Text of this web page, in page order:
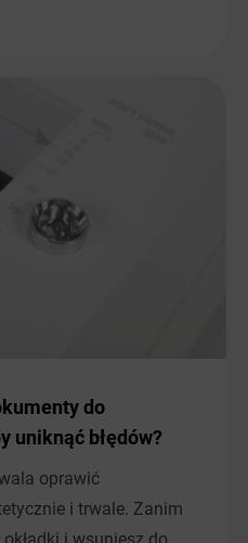
do
uniknąć błędów?
oprawić
i trwale. Zanim